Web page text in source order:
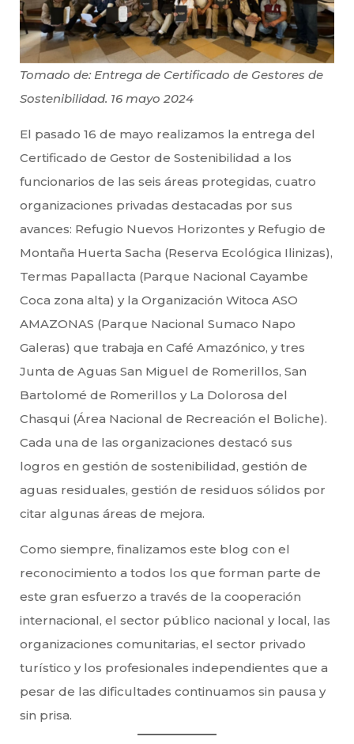
Tomado de: Entrega de Certificado de Gestores de
Sostenibilidad. 16 mayo 2024
El pasado 16 de mayo realizamos la entrega del
Certificado de Gestor de Sostenibilidad a los
funcionarios de las seis áreas protegidas, cuatro
organizaciones privadas destacadas por sus
avances: Refugio Nuevos Horizontes y Refugio de
Montaña Huerta Sacha (Reserva Ecológica Ilinizas),
Termas Papallacta (Parque Nacional Cayambe
Coca zona alta) y la Organización Witoca ASO
AMAZONAS (Parque Nacional Sumaco Napo
Galeras) que trabaja en Café Amazónico, y tres
Junta de Aguas San Miguel de Romerillos, San
Bartolomé de Romerillos y La Dolorosa del
Chasqui (Área Nacional de Recreación el Boliche).
Cada una de las organizaciones destacó sus
logros en gestión de sostenibilidad, gestión de
aguas residuales, gestión de residuos sólidos por
citar algunas áreas de mejora.
Como siempre, finalizamos este blog con el
reconocimiento a todos los que forman parte de
este gran esfuerzo a través de la cooperación
internacional, el sector público nacional y local, las
organizaciones comunitarias, el sector privado
turístico y los profesionales independientes que a
pesar de las dificultades continuamos sin pausa y
sin prisa.